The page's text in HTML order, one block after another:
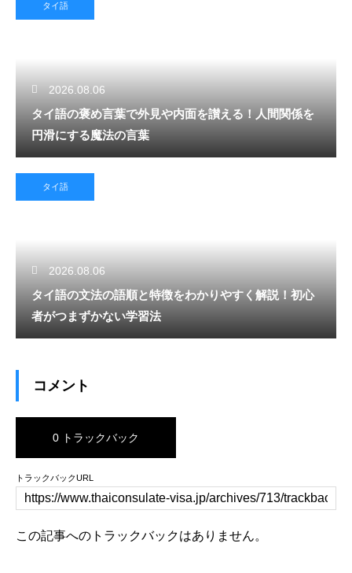
タイ語
2026.08.06
タイ語の褒め言葉で外見や内面を讃える！人間関係を
円滑にする魔法の言葉
タイ語
2026.08.06
タイ語の文法の語順と特徴をわかりやすく解説！初心
者がつまずかない学習法
コメント
0 トラックバック
トラックバックURL
この記事へのトラックバックはありません。